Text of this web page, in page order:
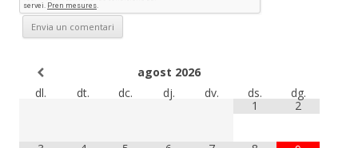
agost 2026
dl.
dt. dc. dj. dv. ds.
dg.
1
2